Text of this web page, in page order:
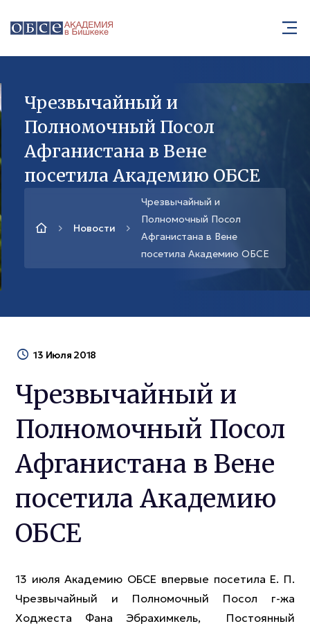
Чрезвычайный и
Полномочный Посол
Афганистана в Вене
посетила Академию ОБСЕ
Новости
Чрезвычайный и
Полномочный Посол
Афганистана в Вене
посетила Академию ОБСЕ
13 Июля 2018
Чрезвычайный и
Полномочный Посол
Афганистана в Вене
посетила Академию
ОБСЕ
13 июля Академию ОБСЕ впервые посетила Е. П.
Чрезвычайный и Полномочный Посол г-жа
Ходжеста Фана Эбрахимкель, Постоянный